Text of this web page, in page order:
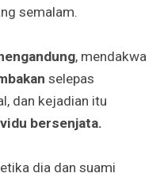
semalam.
, mendakwa
selepas
dan kejadian itu
bersenjata.
dia dan suami